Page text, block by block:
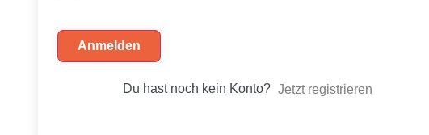
Anmelden
Du hast noch kein Konto? Jetzt registrieren